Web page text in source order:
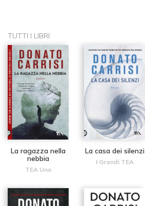
TUTTI I LIBRI
La ragazza nella
nebbia
TEA Uno
La casa dei silenzi
I Grandi TEA